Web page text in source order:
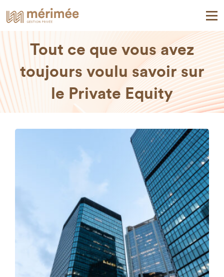
Tout ce que vous avez
toujours voulu savoir sur
le Private Equity